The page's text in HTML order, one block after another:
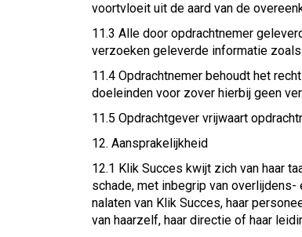
voortvloeit uit de aard van de
11.3 Alle door opdrachtnemer
verzoeken geleverde informatie
11.4 Opdrachtnemer behoudt het
doeleinden voor zover hierbij geen
11.5 Opdrachtgever vrijwaart
12. Aansprakelijkheid
12.1 Klik Succes kwijt zich van haar
schade, met inbegrip van
nalaten van Klik Succes, haar
van haarzelf, haar directie of haar